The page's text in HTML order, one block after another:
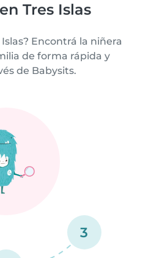
Tres Islas
Encontrá la niñera
de forma rápida y
de Babysits.
3